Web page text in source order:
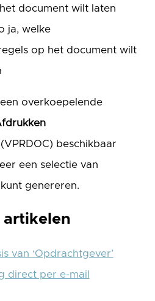
document wilt laten
ja, welke
op het document wilt
overkoepelende
(VPRDOC) beschikbaar
een selectie van
genereren.
artikelen
van ‘Opdrachtgever’
direct per e-mail